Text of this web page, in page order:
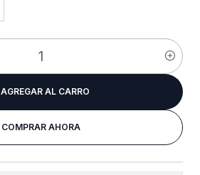
AGREGAR AL CARRO
COMPRAR AHORA